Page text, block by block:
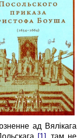
ад Вялікага
[1] , там не